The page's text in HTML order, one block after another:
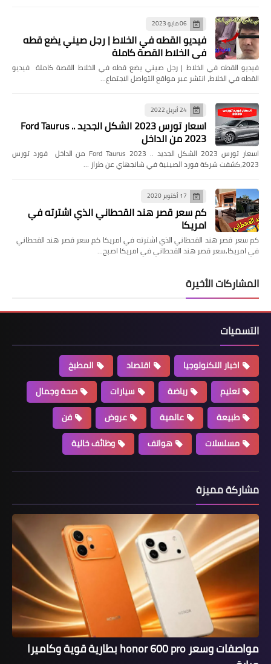
06 مايو 2023
فيديو القطه في الخلاط | رجل صيني يضع قطه
في الخلاط القصة كاملة
فيديو القطه في الخلاط | رجل صيني يضع قطه في الخلاط القصة كاملة فيديو
القطه في الخلاط، انتشر عبر مواقع التواصل الاجتماع…
24 أبريل 2022
اسعار تورس 2023 الشكل الجديد .. Ford Taurus
2023 من الداخل
اسعار تورس 2023 الشكل الجديد .. Ford Taurus 2023 من الداخل فورد تورس
2023،كشفت شركة فورد الصينية في شانجهاي عن طراز …
17 أكتوبر 2020
كم سعر قصر هند القحطاني الذي اشترته في
امريكا
كم سعر قصر هند القحطاني الذي اشترته في امريكا كم سعر قصر هند القحطاني
في امريكا,سعر قصر هند القحطاني في امريكا اصبح…
المشاركات الأخيرة
التسميات
اخبار التكنولوجيا اقتصاد
المطبخ
تعليم
رياضة سيارات
صحة وجمال
طبيعة
عالمية عروض
فن
مسلسلات
هواتف وظائف خالية
مشاركة مميزة
مواصفات وسعر honor 600 pro بطارية قوية وكاميرا